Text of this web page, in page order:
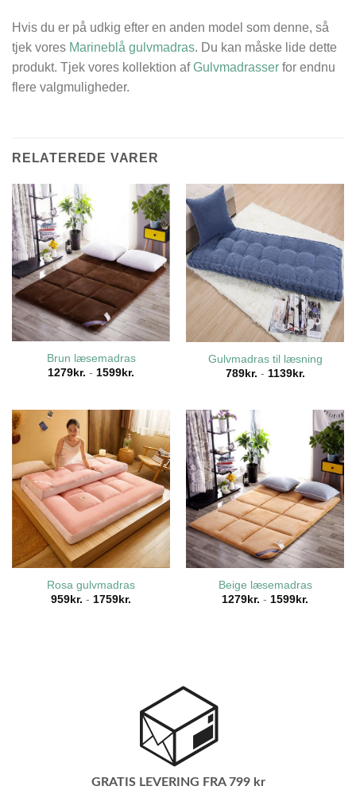
Hvis du er på udkig efter en anden model som denne, så
tjek vores Marineblå gulvmadras. Du kan måske lide dette
produkt. Tjek vores kollektion afGulvmadrasser for endnu
flere valgmuligheder.
RELATEREDE VARER
Brun læsemadras
1279 kr. - 1599 kr.
Gulvmadras til læsning
789kr. - 1139kr.
Rosa gulvmadras
959 kr. - 1759 kr.
Beige læsemadras
1279 kr. - 1599 kr.
GRATIS LEVERING FRA 799 kr